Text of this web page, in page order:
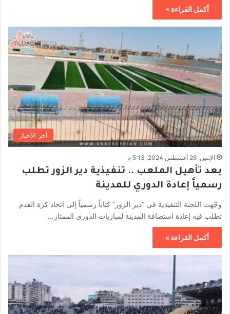
أكمل القراءة »
أخر الأخبار
الإثنين, 26 أغسطس 2024, 5:13 م
بعد تأهيل الملعب .. تنفيذية دير الزور تطلب
رسمياً إعادة الدوري للمدينة
وجّهت اللجنة التنفيذية في “دير الزور” كتاباً رسمياً إلى اتحاد كرة القدم
تطلب فيه إعادة استضافة المدينة لمباريات الدوري الممتاز…
أكمل القراءة »